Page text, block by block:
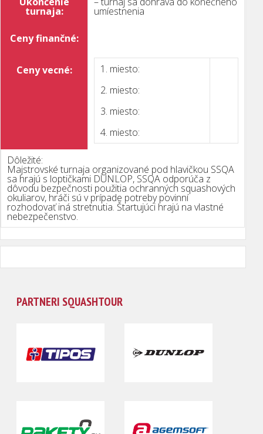
turnaja: umíestnenia
Ceny finančné:
Ceny vecné:
1. miesto:
2. miesto:
3. miesto:
4. miesto:
Dôležité:
Majstrovské turnaja organizované pod hlavičkou SSQA
sa hrajú s loptičkami DUNLOP, SSQA odporúča z
dôvodu bezpečnosti použitia ochranných squashových
okuliarov, hráči sú v prípade potreby povinní
rozhodovať iná stretnutia. Štartujúci hrajú na vlastné
nebezpečenstvo.
PARTNERI SQUASHTOUR